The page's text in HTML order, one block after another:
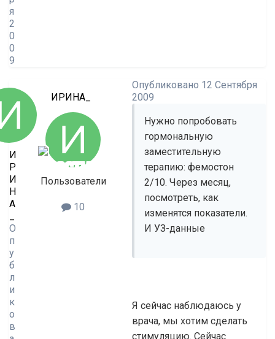
я
2
0
0
9
И
Р
И
Н
А
О
п
у
б
л
и
к
о
в
ИРИНА_
Пользователи
10
Опубликовано 12 Сентября
2009
Нужно попробовать
гормональную
заместительную
терапию: фемостон
2/10. Через месяц,
посмотреть, как
изменятся показатели.
И УЗ-данные
Я сейчас наблюдаюсь у
врача, мы хотим сделать
стимуляцию. Сейчас